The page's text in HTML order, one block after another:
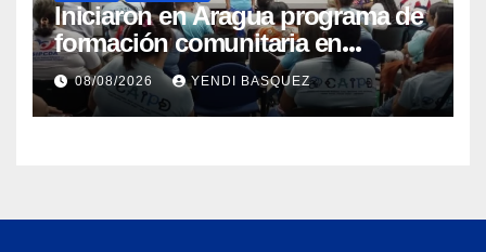
Iniciaron en Aragua programa de
formación comunitaria en
atención a personas con
discapacidad
08/08/2026 YENDI BASQUEZ